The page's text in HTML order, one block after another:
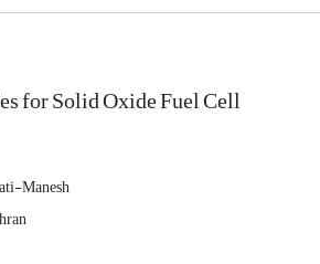
for Solid Oxide Fuel Cell
Manesh